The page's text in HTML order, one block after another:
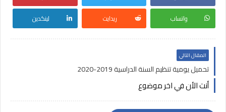
واتساب
ريدايت لينكدين
المقال التالي
تحميل يومية تنظيم السنة الدراسية 2019-2020
أنت الأن في اخر موضوع